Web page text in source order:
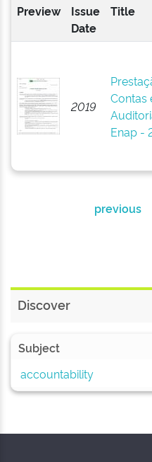
Preview
Issue
Date
Title
2019
Contas
Enap -
previous
Discover
Subject
accountability